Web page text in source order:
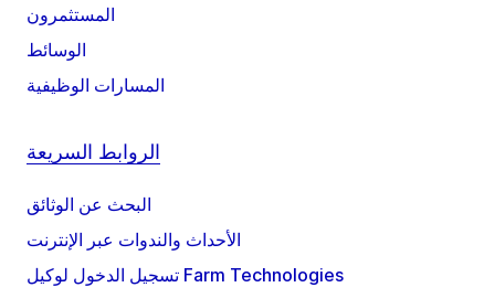
المستثمرون
الوسائط
المسارات الوظيفية
الروابط السريعة
البحث عن الوثائق
الأحداث والندوات عبر الإنترنت
تسجيل الدخول لوكيل Farm Technologies